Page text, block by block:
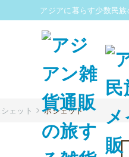
アジアに暮らす少数民
ェット ポシェット